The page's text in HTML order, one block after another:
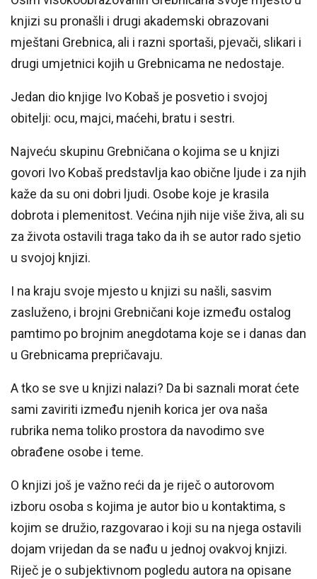
knjizi su pronašli i drugi akademski obrazovani
mještani Grebnica, ali i razni sportaši, pjevači, slikari i
drugi umjetnici kojih u Grebnicama ne nedostaje.
Jedan dio knjige Ivo Kobaš je posvetio i svojoj
obitelji: ocu, majci, maćehi, bratu i sestri.
Najveću skupinu Grebničana o kojima se u knjizi
govori Ivo Kobaš predstavlja kao obične ljude i za njih
kaže da su oni dobri ljudi. Osobe koje je krasila
dobrota i plemenitost. Većina njih nije više živa, ali su
za života ostavili traga tako da ih se autor rado sjetio
u svojoj knjizi.
I na kraju svoje mjesto u knjizi su našli, sasvim
zasluženo, i brojni Grebničani koje između ostalog
pamtimo po brojnim anegdotama koje se i danas dan
u Grebnicama prepričavaju.
A tko se sve u knjizi nalazi? Da bi saznali morat ćete
sami zaviriti između njenih korica jer ova naša
rubrika nema toliko prostora da navodimo sve
obrađene osobe i teme.
O knjizi još je važno reći da je riječ o autorovom
izboru osoba s kojima je autor bio u kontaktima, s
kojim se družio, razgovarao i koji su na njega ostavili
dojam vrijedan da se nađu u jednoj ovakvoj knjizi.
Riječ je o subjektivnom pogledu autora na opisane